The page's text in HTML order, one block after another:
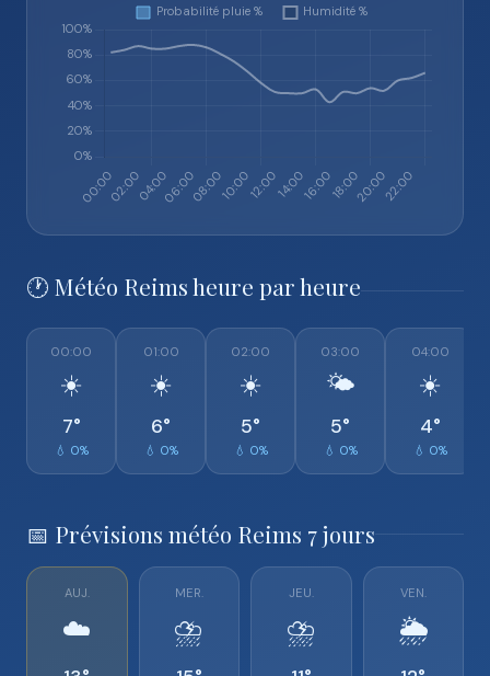
🕐 Météo Reims heure par heure
00:00
☀️
7°
💧 0%
01:00
☀️
6°
💧 0%
02:00
☀️
5°
💧 0%
03:00
🌤️
5°
💧 0%
04:00
☀️
4°
💧 0%
📅 Prévisions météo Reims 7 jours
AUJ.
☁️
MER.
⛈️
JEU.
⛈️
VEN.
🌦️